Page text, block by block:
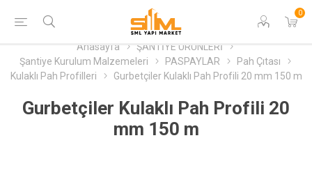
0
Anasayfa
ŞANTİYE ÜRÜNLERİ
Şantiye Kurulum Malzemeleri
PASPAYLAR
Pah Çıtası
Kulaklı Pah Profilleri
Gurbetçiler Kulaklı Pah Profili 20 mm 150 m
Gurbetçiler Kulaklı Pah Profili 20
mm 150 m